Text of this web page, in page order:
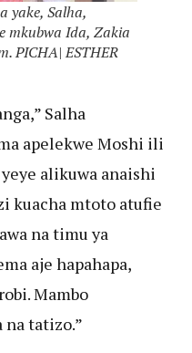
yake, Salha,
mkubwa Ida, Zakia
PICHA| ESTHER
Salha
apelekwe Moshi ili
alikuwa anaishi
kuacha mtoto atufie
na timu ya
aje hapahapa,
Mambo
na tatizo.”